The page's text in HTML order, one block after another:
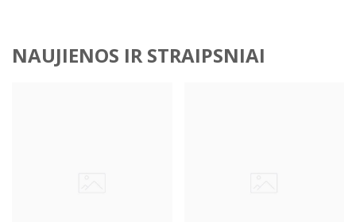
NAUJIENOS IR STRAIPSNIAI